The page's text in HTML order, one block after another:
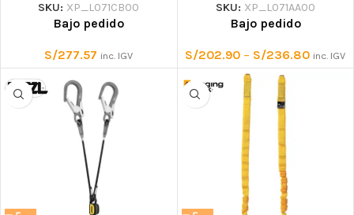
SKU: XP_L071CB00
Bajo pedido
S/277.57 inc. IGV
SKU: XP_L071AA00
Bajo pedido
S/202.90 – S/236.80 inc. IGV